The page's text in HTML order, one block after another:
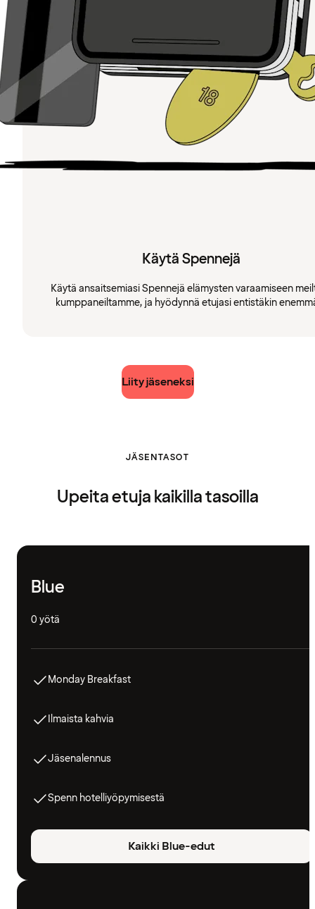
Käytä Spennejä
Käytä ansaitsemiasi Spennejä elämysten varaamiseen
kumppaneiltamme, ja hyödynnä etujasi entistäkin
Liity jäseneksi
JÄSENTASOT
Upeita etuja kaikilla tasoilla
Blue
0 yötä
Monday Breakfast
Ilmaista kahvia
Jäsenalennus
Spenn hotelliyöpymisestä
Kaikki Blue-edut